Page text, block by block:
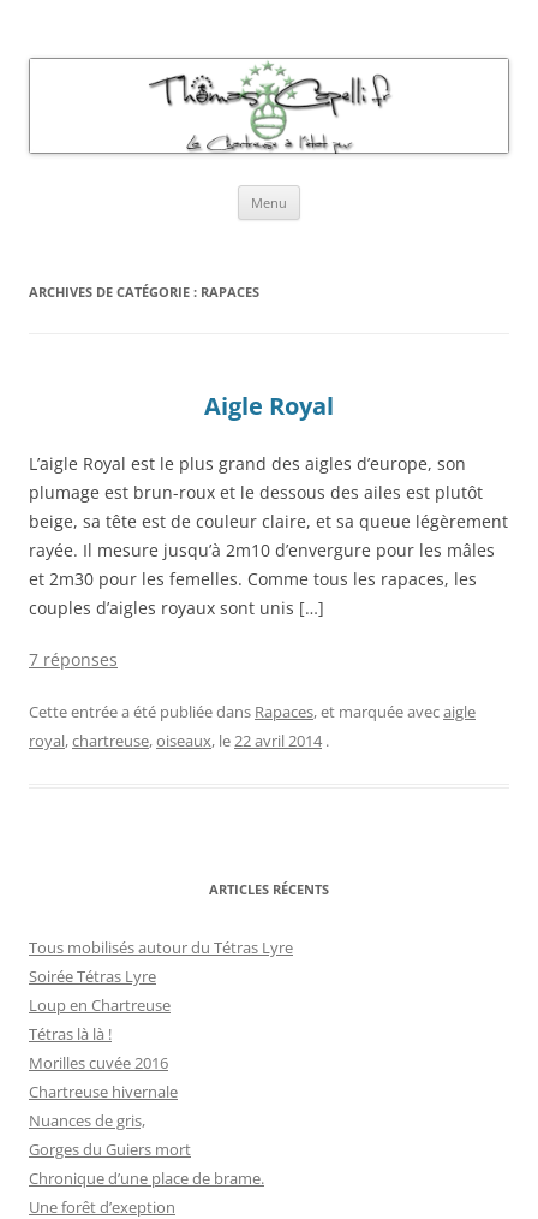
Menu
ARCHIVES DE CATÉGORIE : RAPACES
Aigle Royal
L’aigle Royal est le plus grand des aigles d’europe, son
plumage est brun-roux et le dessous des ailes est plutôt
beige, sa tête est de couleur claire, et sa queue légèrement
rayée. Il mesure jusqu’à 2m10 d’envergure pour les mâles
et 2m30 pour les femelles. Comme tous les rapaces, les
couples d’aigles royaux sont unis […]
7 réponses
Cette entrée a été publiée dans Rapaces, et marquée avecaigle
royal,chartreuse,oiseaux, le22 avril 2014 .
ARTICLES RÉCENTS
Tous mobilisés autour du Tétras Lyre
Soirée Tétras Lyre
Loup en Chartreuse
Tétras là là !
Morilles cuvée 2016
Chartreuse hivernale
Nuances de gris,
Gorges du Guiers mort
Chronique d’une place de brame.
Une forêt d’exeption